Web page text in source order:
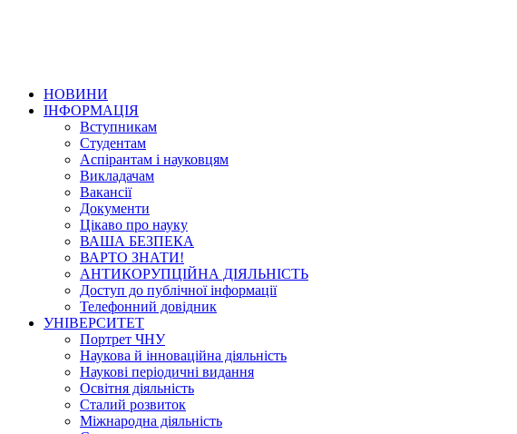
НОВИНИ
ІНФОРМАЦІЯ
Вступникам
Студентам
Аспірантам і науковцям
Викладачам
Вакансії
Документи
Цікаво про науку
ВАША БЕЗПЕКА
ВАРТО ЗНАТИ!
АНТИКОРУПЦІЙНА ДІЯЛЬНІСТЬ
Доступ до публічної інформації
Телефонний довідник
УНІВЕРСИТЕТ
Портрет ЧНУ
Наукова й інноваційна діяльність
Наукові періодичні видання
Освітня діяльність
Сталий розвиток
Міжнародна діяльність